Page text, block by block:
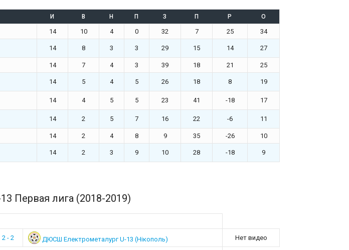
И В Н П З П Р О
14 10 4 0 32 7 25 34
14 8 3 3 29 15 14 27
14 7 4 3 39 18 21 25
14 5 4 5 26 18 8 19
14 4 5 5 23 41 -18 17
14 2 5 7 16 22 -6 11
14 2 4 8 9 35 -26 10
14 2 3 9 10 28 -18 9
Первая лига (2018-2019)
2 - 2 ДЮСШ Електрометалург U-13 (Нікополь) Нет видео